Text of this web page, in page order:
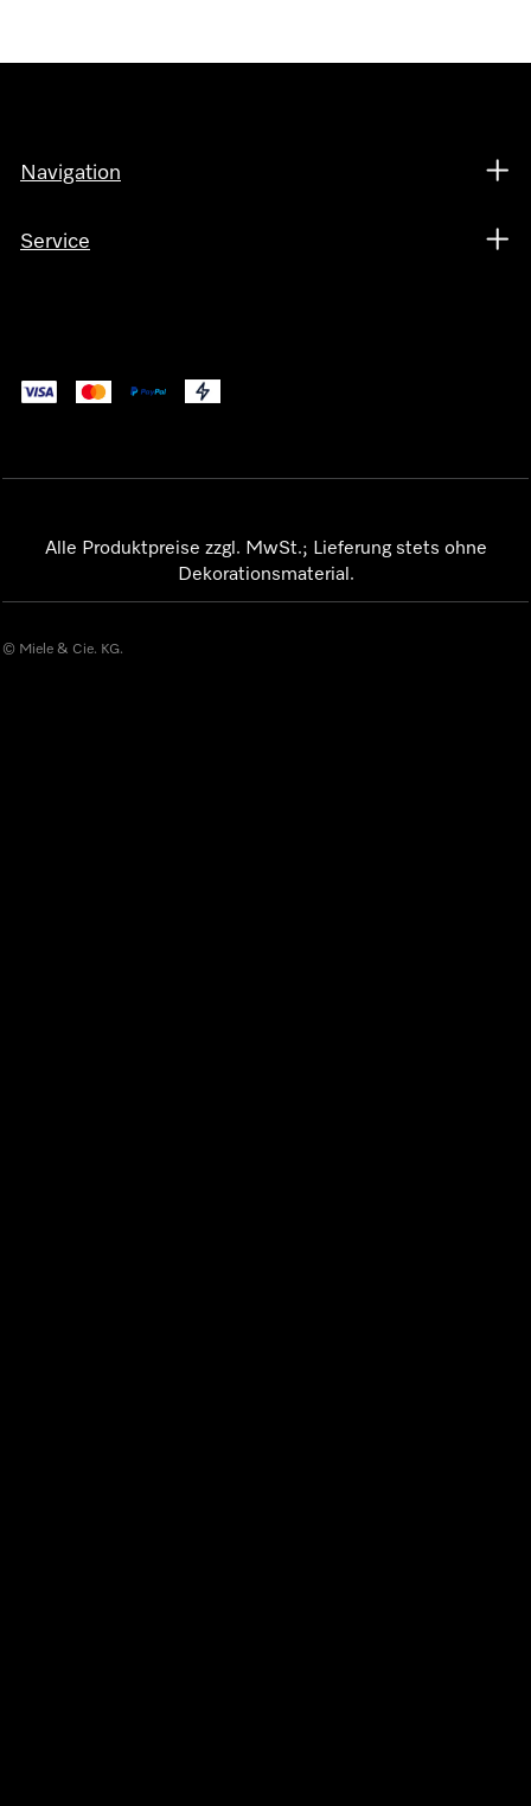
Navigation
Service
Alle Produktpreise zzgl. MwSt.; Lieferung stets ohne
Dekorationsmaterial.
© Miele & Cie. KG.